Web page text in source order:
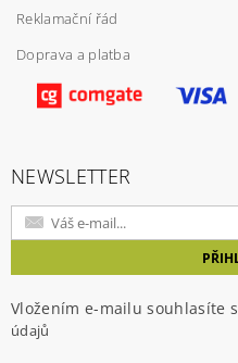
Reklamační řád
Doprava a platba
NEWSLETTER
Vložením e-mailu souhlasíte s
údajů